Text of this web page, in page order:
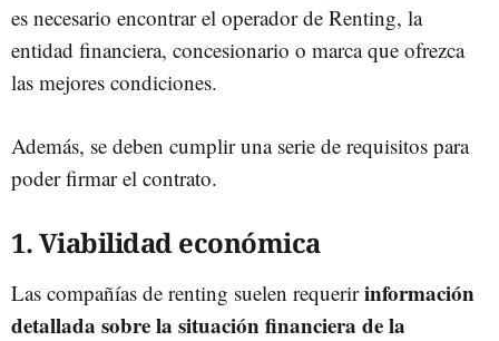
es necesario encontrar el operador de Renting, la
entidad financiera, concesionario o marca que ofrezca
las mejores condiciones.
Además, se deben cumplir una serie de requisitos para
poder firmar el contrato.
1. Viabilidad económica
Las compañías de renting suelen requeririnformación
detallada sobre la situación financiera de la